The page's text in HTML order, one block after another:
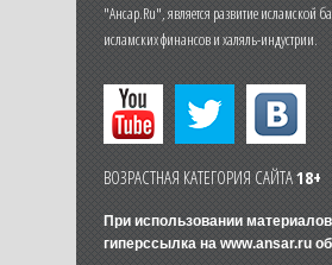
"Ансар.Ru", является развитие исламской
исламских финансов и халяль-индустрии.
ВОЗРАСТНАЯ КАТЕГОРИЯ САЙТА18+
При использовании
гиперссылка на www.ansar.ru